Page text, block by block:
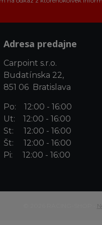
Adresa predajne
Carpoint s.r.o.
Budatínska 22,
851 06 Bratislava
Po: 12:00 - 16:00
Ut: 12:00 - 16:00
St: 12:00 - 16:00
Št: 12:00 - 16:00
Pi: 12:00 - 16:00